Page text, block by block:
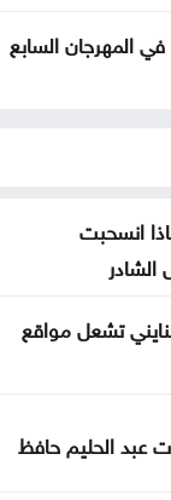
في المهرجان السابع
انسحبت
تشعل مواقع
عبد الحليم حافظ